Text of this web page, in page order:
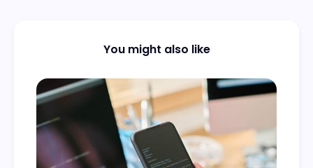
You might also like